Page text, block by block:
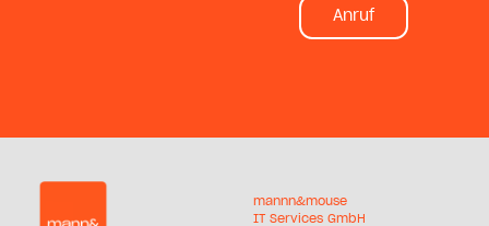
Anruf
mannn&mouse
IT Services GmbH